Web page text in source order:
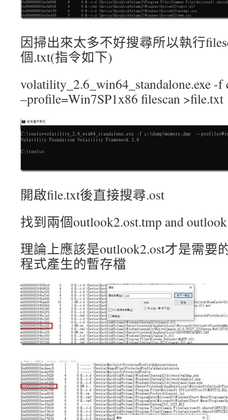
因掃出來太多不好搜尋所以執行
個.txt(指令如下)
volatility_2.6_win64_standalone.exe -
–profile=Win7SP1x86 filescan >file.txt
開啟file.txt後直接搜尋.ost
找到兩個outlook2.ost.tmp and
理論上應該是outlook2.ost才是需要
程式產生的暫存檔